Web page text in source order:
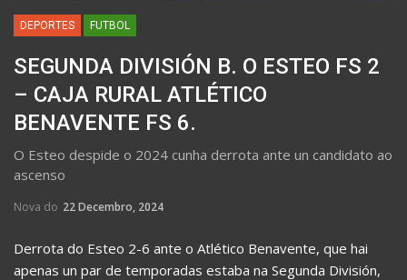
DEPORTES FUTBOL
SEGUNDA DIVISIÓN B. O ESTEO FS 2
– CAJA RURAL ATLÉTICO
BENAVENTE FS 6.
O Esteo despide o 2024 cunha derrota ante un candidato ao
ascenso
Nova do 22 Decembro, 2024
Derrota do Esteo 2-6 ante o Atlético Benavente, que hai
apenas un par de temporadas estaba na Segunda División,